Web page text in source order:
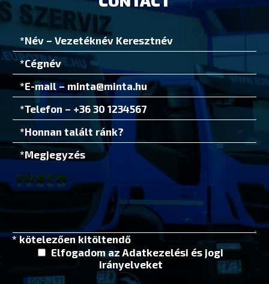
* kötelezően kitöltendő
Elfogadom az Adatkezelési és jogi
irányelveket